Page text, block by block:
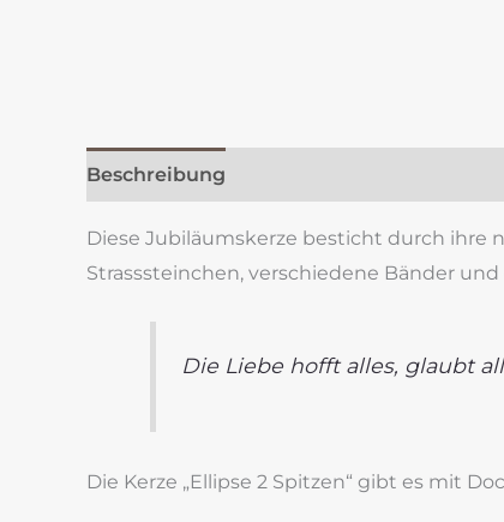
Beschreibung
Diese Jubiläumskerze besticht durch ihre
Strasssteinchen, verschiedene Bänder
Die Liebe hofft alles, glaubt
Die Kerze „Ellipse 2 Spitzen“ gibt es mit